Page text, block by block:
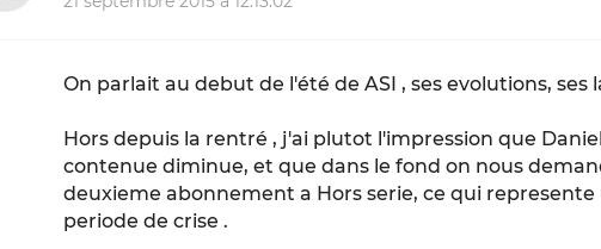
On parlait au debut de l'été de ASI , ses evolutions, ses
Hors depuis la rentré , j'ai plutot l'impression que
contenue diminue, et que dans le fond on nous
deuxieme abonnement a Hors serie, ce qui
periode de crise .